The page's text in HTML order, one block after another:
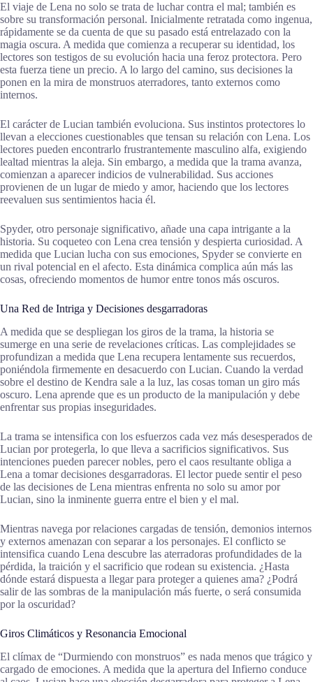
El viaje de Lena no solo se trata de luchar contra el mal; también es
sobre su transformación personal. Inicialmente retratada como ingenua,
rápidamente se da cuenta de que su pasado está entrelazado con la
magia oscura. A medida que comienza a recuperar su identidad, los
lectores son testigos de su evolución hacia una feroz protectora. Pero
esta fuerza tiene un precio. A lo largo del camino, sus decisiones la
ponen en la mira de monstruos aterradores, tanto externos como
internos.
El carácter de Lucian también evoluciona. Sus instintos protectores lo
llevan a elecciones cuestionables que tensan su relación con Lena. Los
lectores pueden encontrarlo frustrantemente masculino alfa, exigiendo
lealtad mientras la aleja. Sin embargo, a medida que la trama avanza,
comienzan a aparecer indicios de vulnerabilidad. Sus acciones
provienen de un lugar de miedo y amor, haciendo que los lectores
reevaluen sus sentimientos hacia él.
Spyder, otro personaje significativo, añade una capa intrigante a la
historia. Su coqueteo con Lena crea tensión y despierta curiosidad. A
medida que Lucian lucha con sus emociones, Spyder se convierte en
un rival potencial en el afecto. Esta dinámica complica aún más las
cosas, ofreciendo momentos de humor entre tonos más oscuros.
Una Red de Intriga y Decisiones desgarradoras
A medida que se despliegan los giros de la trama, la historia se
sumerge en una serie de revelaciones críticas. Las complejidades se
profundizan a medida que Lena recupera lentamente sus recuerdos,
poniéndola firmemente en desacuerdo con Lucian. Cuando la verdad
sobre el destino de Kendra sale a la luz, las cosas toman un giro más
oscuro. Lena aprende que es un producto de la manipulación y debe
enfrentar sus propias inseguridades.
La trama se intensifica con los esfuerzos cada vez más desesperados de
Lucian por protegerla, lo que lleva a sacrificios significativos. Sus
intenciones pueden parecer nobles, pero el caos resultante obliga a
Lena a tomar decisiones desgarradoras. El lector puede sentir el peso
de las decisiones de Lena mientras enfrenta no solo su amor por
Lucian, sino la inminente guerra entre el bien y el mal.
Mientras navega por relaciones cargadas de tensión, demonios internos
y externos amenazan con separar a los personajes. El conflicto se
intensifica cuando Lena descubre las aterradoras profundidades de la
pérdida, la traición y el sacrificio que rodean su existencia. ¿Hasta
dónde estará dispuesta a llegar para proteger a quienes ama? ¿Podrá
salir de las sombras de la manipulación más fuerte, o será consumida
por la oscuridad?
Giros Climáticos y Resonancia Emocional
El clímax de “Durmiendo con monstruos” es nada menos que trágico y
cargado de emociones. A medida que la apertura del Infierno conduce